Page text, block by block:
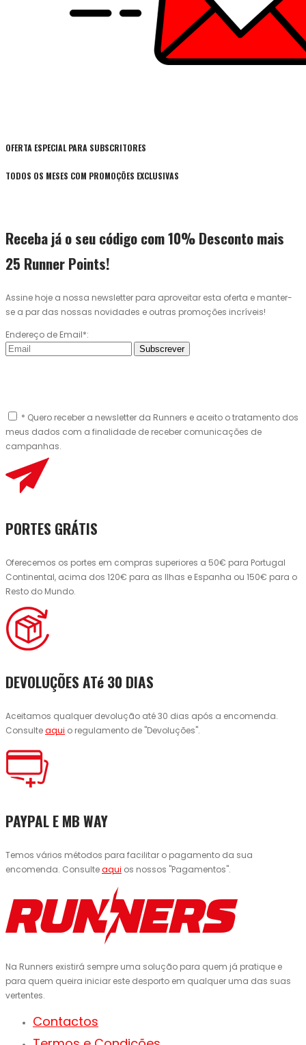
OFERTA ESPECIAL PARA SUBSCRITORES
TODOS OS MESES COM PROMOÇÕES EXCLUSIVAS
Receba já o seu código com 10% Desconto mais
25 Runner Points!
Assine hoje a nossa newsletter para aproveitar esta oferta e manter-
se a par das nossas novidades e outras promoções incríveis!
Endereço de Email*:
Subscrever
* Quero receber a newsletter da Runners e aceito o tratamento dos
meus dados com a finalidade de receber comunicações de
campanhas.
PORTES GRÁTIS
Oferecemos os portes em compras superiores a 50€ para Portugal
Continental, acima dos 120€ para as Ilhas e Espanha ou 150€ para o
Resto do Mundo.
DEVOLUÇÕES ATé 30 DIAS
Aceitamos qualquer devolução até 30 dias após a encomenda.
Consulteaqui o regulamento de "Devoluções".
PAYPAL E MB WAY
Temos vários métodos para facilitar o pagamento da sua
encomenda. Consulteaqui os nossos "Pagamentos".
Na Runners existirá sempre uma solução para quem já pratique e
para quem queira iniciar este desporto em qualquer uma das suas
vertentes.
Contactos